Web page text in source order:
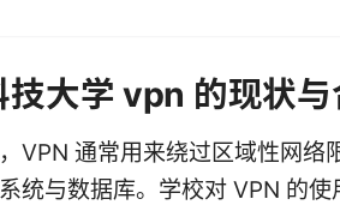
技大学 vpn 的现状与
VPN 通常用来绕过区域性网络
统与数据库。学校对 VPN 的